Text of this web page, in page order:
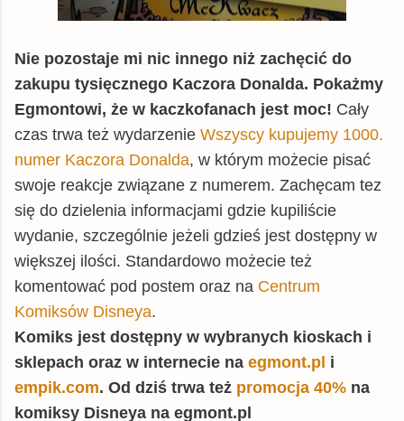
Nie pozostaje mi nic innego niż zachęcić do
zakupu tysięcznego Kaczora Donalda. Pokażmy
Egmontowi, że w kaczkofanach jest moc! Cały
czas trwa też wydarzenie Wszyscy kupujemy 1000.
numer Kaczora Donalda, w którym możecie pisać
swoje reakcje związane z numerem. Zachęcam tez
się do dzielenia informacjami gdzie kupiliście
wydanie, szczególnie jeżeli gdzieś jest dostępny w
większej ilości. Standardowo możecie też
komentować pod postem oraz na Centrum
Komiksów Disneya.
Komiks jest dostępny w wybranych kioskach i
sklepach oraz w internecie na egmont.pl i
empik.com. Od dziś trwa też promocja 40% na
komiksy Disneya na egmont.pl